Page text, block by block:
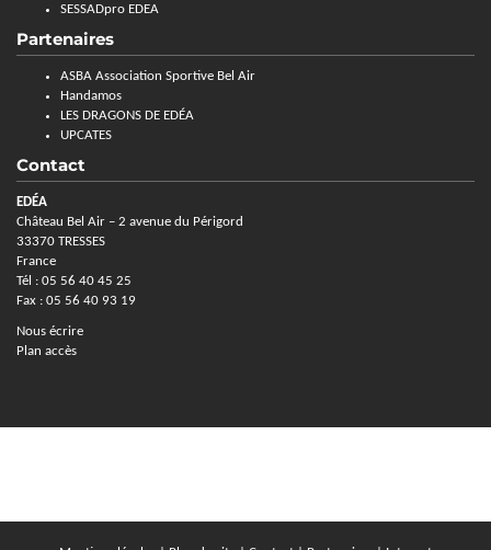
SESSADpro EDEA
Partenaires
ASBA Association Sportive Bel Air
Handamos
LES DRAGONS DE EDÉA
UPCATES
Contact
EDÉA
Château Bel Air – 2 avenue du Périgord
33370 TRESSES
France
Tél : 05 56 40 45 25
Fax : 05 56 40 93 19
Nous écrire
Plan accès